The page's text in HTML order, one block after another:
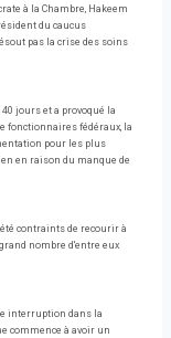
à la Chambre, Hakeem
du caucus
pas la crise des soins
jours et a provoqué la
fonctionnaires fédéraux, la
pour les plus
en raison du manque de
contraints de recourir à
nombre d'entre eux
interruption dans la
commence à avoir un